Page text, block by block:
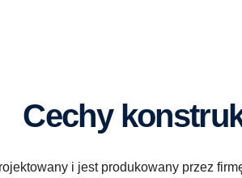
Cechy
i jest produkowany przez